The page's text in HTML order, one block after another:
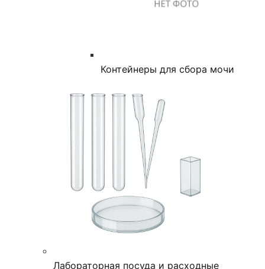
Контейнеры для сбора мочи
Лабораторная посуда и расходные